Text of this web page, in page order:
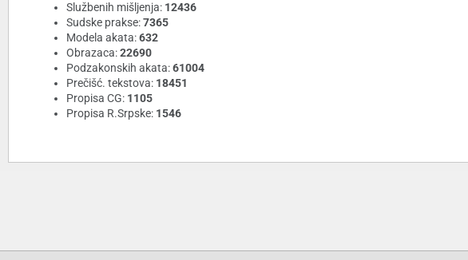
Službenih mišljenja: 12436
Sudske prakse:7365
Modela akata:632
Obrazaca:22690
Podzakonskih akata:61004
Prečišć. tekstova: 18451
Propisa CG: 1105
Propisa R.Srpske: 1546